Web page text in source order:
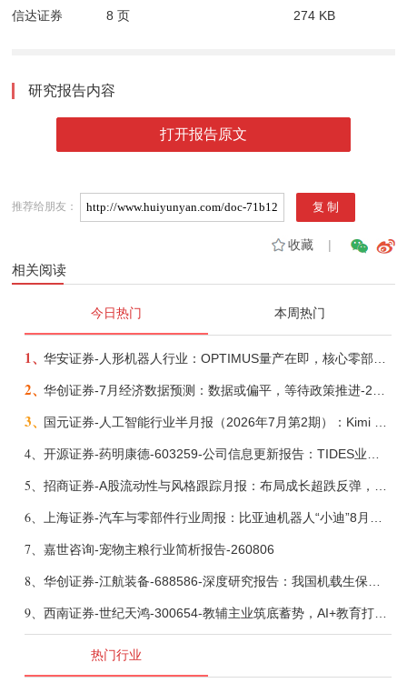
信达证券 8 页 274 KB
研究报告内容
打开报告原文
推荐给朋友：
收藏|
相关阅读
今日热门 本周热门
1、
2、
3、
4、
5、
6、
7、 嘉世咨询-宠物主粮行业简析报告-260806
8、
9、 西南证券-世纪天鸿-300654-教辅主业筑底蓄势，AI+教育打开第二曲线-260729
热门行业